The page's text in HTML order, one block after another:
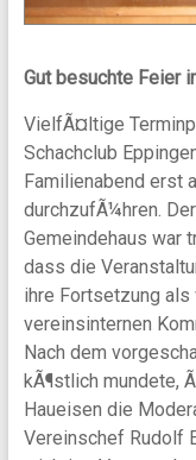
Gut besuchte Feier
VielfÃ¤ltige
Schachclub
Familienabend erst
durchzufÃ¼hren.
Gemeindehaus war
dass die
ihre Fortsetzung
vereinsinternen
Nach dem
kÃ¶stlich mundete,
Haueisen die
Vereinschef Rudolf